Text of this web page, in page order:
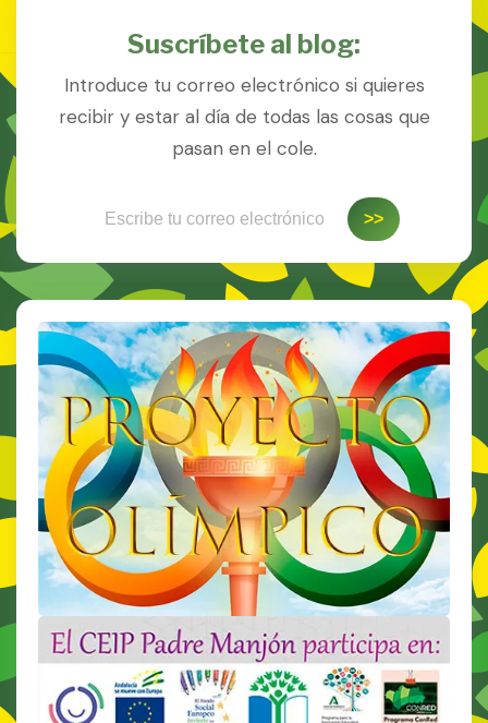
Suscríbete al blog:
Introduce tu correo electrónico si quieres
recibir y estar al día de todas las cosas que
pasan en el cole.
>>